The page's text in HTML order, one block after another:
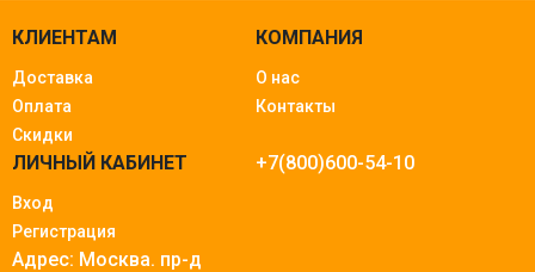
КЛИЕНТАМ
Доставка
Оплата
Скидки
КОМПАНИЯ
О нас
Контакты
ЛИЧНЫЙ КАБИНЕТ
Вход
Регистрация
+7(800)600-54-10
Адрес: Москва. пр-д